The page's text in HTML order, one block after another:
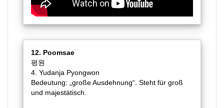
12. Poomsae
평원
4. Yudanja Pyongwon
Bedeutung: „große Ausdehnung“. Steht für groß
und majestätisch.